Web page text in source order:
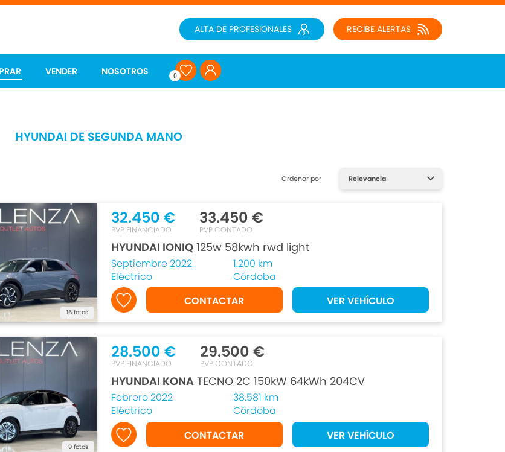
RECIBE ALERTAS
ALTA DE PROFESIONALES
VENDER NOSOTROS 0
HYUNDAI DE SEGUNDA MANO
Ordenar por
16 fotos
32.450 €
PVP FINANCIADO
33.450 €
PVP CONTADO
HYUNDAI IONIQ125w 58kwh rwd light
Septiembre 2022
Eléctrico
1.200 km
Córdoba
CONTACTAR
VER VEHÍCULO
9 fotos
28.500 €
PVP FINANCIADO
29.500 €
PVP CONTADO
HYUNDAI KONATECNO 2C 150kW 64kWh 204CV
Febrero 2022
Eléctrico
38.581 km
Córdoba
CONTACTAR
VER VEHÍCULO